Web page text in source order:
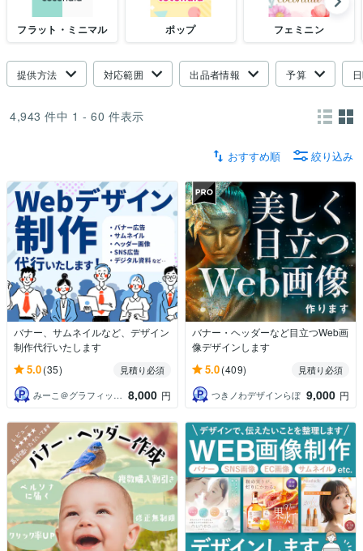
フラット・ミニマル ポップ フェミニン
提供方法 対応範囲 出品者情報 予算
4,943 件中 1 - 60 件表示
おすすめ順 絞り込み
バナー、サムネイルなど、デザイン
制作代行いたします
5.0(35)
見積り必須
みーこ＠グラフィック×Webデザイナー
8,000 円
バナー・ヘッダーなど目立つWeb画
像デザインします
5.0(409)
見積り必須
つきノわデザインらぼ 9,000 円